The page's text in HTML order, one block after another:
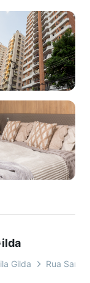
Gilda Rua Santa